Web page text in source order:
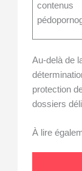
contenus
Au-delà de
protection
dossiers
À lire